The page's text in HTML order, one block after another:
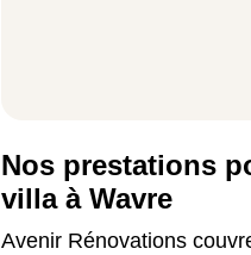
Nos prestations
villa à Wavre
Avenir Rénovations